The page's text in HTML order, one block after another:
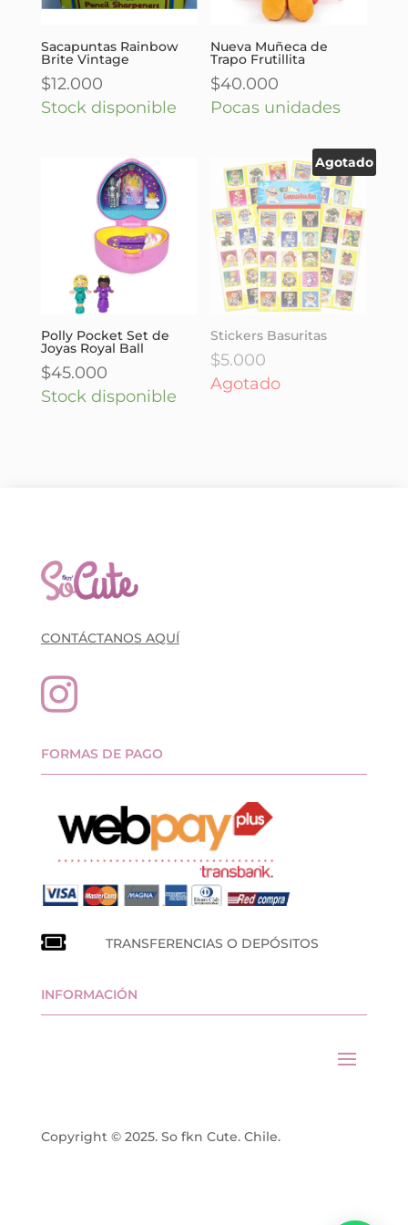
Sacapuntas Rainbow
Brite Vintage
$12.000
Stock disponible
Nueva Muñeca de
Trapo Frutillita
$40.000
Pocas unidades
Polly Pocket Set de
Joyas Royal Ball
$45.000
Stock disponible
Agotado
Stickers Basuritas
$5.000
Agotado
CONTÁCTANOS AQUÍ

FORMAS DE PAGO
TRANSFERENCIAS O DEPÓSITOS
INFORMACIÓN
Copyright © 2025. So fkn Cute. Chile.